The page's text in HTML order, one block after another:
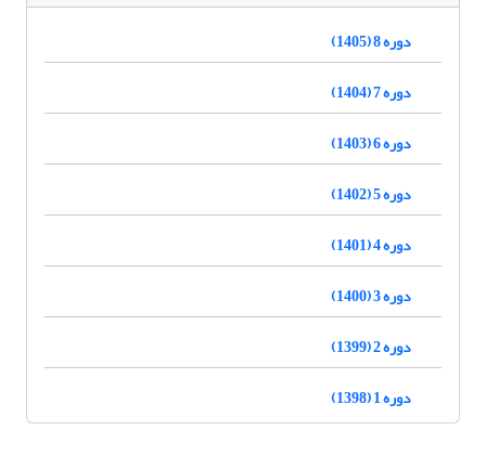
دوره 8 (1405)
دوره 7 (1404)
دوره 6 (1403)
دوره 5 (1402)
دوره 4 (1401)
دوره 3 (1400)
دوره 2 (1399)
دوره 1 (1398)